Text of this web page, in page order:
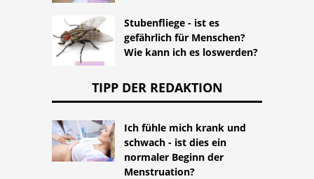
Stubenfliege - ist es
gefährlich für Menschen?
Wie kann ich es loswerden?
TIPP DER REDAKTION
Ich fühle mich krank und
schwach - ist dies ein
normaler Beginn der
Menstruation?